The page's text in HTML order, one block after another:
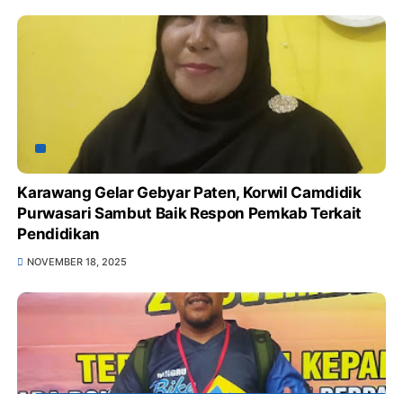
Karawang Gelar Gebyar Paten, Korwil Camdidik
Purwasari Sambut Baik Respon Pemkab Terkait
Pendidikan
NOVEMBER 18, 2025